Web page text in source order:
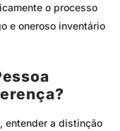
o processo
e oneroso inventário
entender a distinção